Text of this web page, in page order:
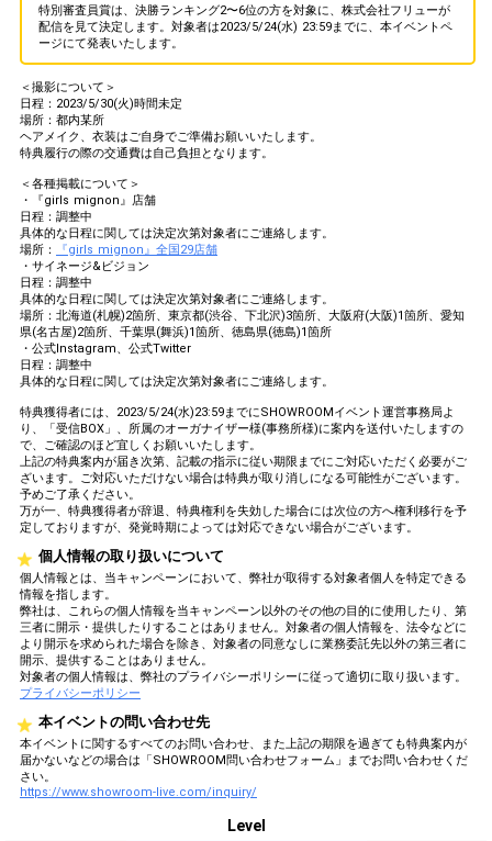
特別審査員賞は、決勝ランキング2〜6位の方を対象に、株式会社フリューが
配信を見て決定します。対象者は2023/5/24(水) 23:59までに、本イベントペ
ージにて発表いたします。
＜撮影について＞
日程：2023/5/30(火)時間未定
場所：都内某所
ヘアメイク、衣装はご自身でご準備お願いいたします。
特典履行の際の交通費は自己負担となります。
＜各種掲載について＞
・『girls mignon』店舗
日程：調整中
具体的な日程に関しては決定次第対象者にご連絡します。
場所：
『girls mignon』全国29店舗
・サイネージ&ビジョン
日程：調整中
具体的な日程に関しては決定次第対象者にご連絡します。
場所：北海道(札幌)2箇所、東京都(渋谷、下北沢)3箇所、大阪府(大阪)1箇所、愛知
県(名古屋)2箇所、千葉県(舞浜)1箇所、徳島県(徳島)1箇所
・公式Instagram、公式Twitter
日程：調整中
具体的な日程に関しては決定次第対象者にご連絡します。
特典獲得者には、2023/5/24(水)23:59までにSHOWROOMイベント運営事務局よ
り、「受信BOX」、所属のオーガナイザー様(事務所様)に案内を送付いたしますの
で、ご確認のほど宜しくお願いいたします。
上記の特典案内が届き次第、記載の指示に従い期限までにご対応いただく必要がご
ざいます。ご対応いただけない場合は特典が取り消しになる可能性がございます。
予めご了承ください。
万が一、特典獲得者が辞退、特典権利を失効した場合には次位の方へ権利移行を予
定しておりますが、発覚時期によっては対応できない場合がございます。
個人情報の取り扱いについて
個人情報とは、当キャンペーンにおいて、弊社が取得する対象者個人を特定できる
情報を指します。
弊社は、これらの個人情報を当キャンペーン以外のその他の目的に使用したり、第
三者に開示・提供したりすることはありません。対象者の個人情報を、法令などに
より開示を求められた場合を除き、対象者の同意なしに業務委託先以外の第三者に
開示、提供することはありません。
対象者の個人情報は、弊社のプライバシーポリシーに従って適切に取り扱います。
プライバシーポリシー
本イベントの問い合わせ先
本イベントに関するすべてのお問い合わせ、また上記の期限を過ぎても特典案内が
届かないなどの場合は「SHOWROOM問い合わせフォーム」までお問い合わせくだ
さい。
https://www.showroom-live.com/inquiry/
Level